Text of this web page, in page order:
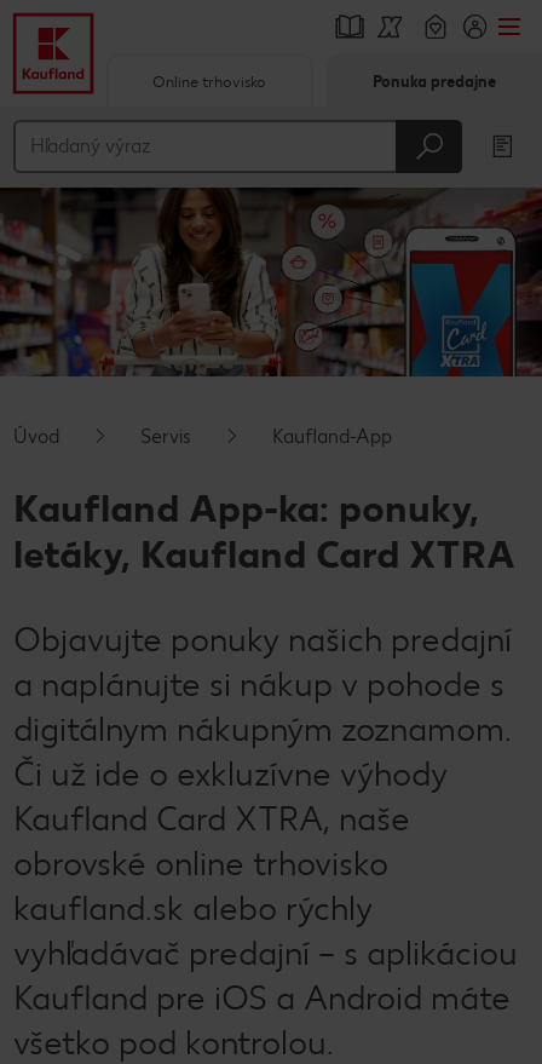
Hlavný obsah
Päta
Vyskakovací bočný panel
Online trhovisko Ponuka predajne
Úvod Servis Kaufland-App
Kaufland App-ka: ponuky,
letáky, Kaufland Card XTRA
Objavujte ponuky našich predajní
a naplánujte si nákup v pohode s
digitálnym nákupným zoznamom.
Či už ide o exkluzívne výhody
Kaufland Card XTRA, naše
obrovské online trhovisko
kaufland.sk alebo rýchly
vyhľadávač predajní – s aplikáciou
Kaufland pre iOS a Android máte
všetko pod kontrolou.